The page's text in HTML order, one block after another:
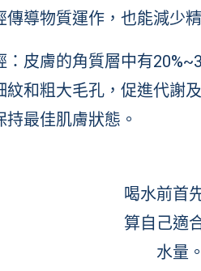
傳導物質運作，也能減少
：皮膚的角質層中有
紋和粗大毛孔，促進代謝
最佳肌膚狀態。
喝水前首
算自己適
水量。